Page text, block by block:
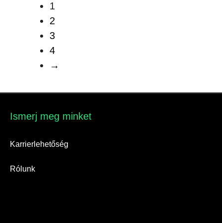
1
2
3
4
→
Ismerj meg minket​
Karrierlehetőség
Rólunk